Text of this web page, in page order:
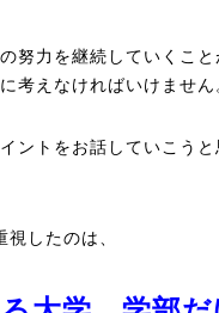
努力を継続していくこと
考えなければいけません
ントをお話していこうと
したのは、